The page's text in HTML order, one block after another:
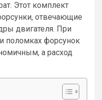
Этот комплект
отвечающие
двигателя. При
поломках форсунок
а расход